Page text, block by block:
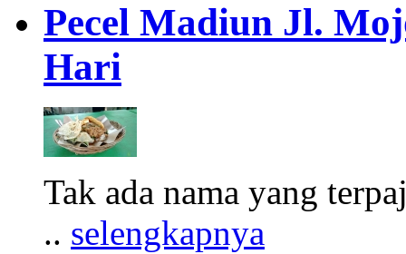
Pecel Madiun Jl.
Hari
Tak ada nama yang
.. selengkapnya